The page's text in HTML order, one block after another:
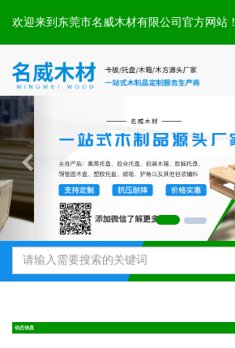
欢迎来到东莞市名威木材有限公司官方网站！
动态信息